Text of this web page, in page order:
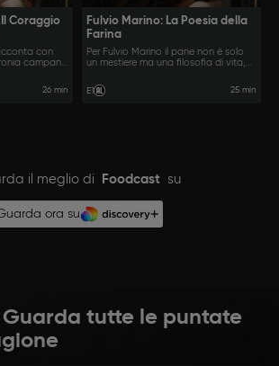
Coraggio
con
campana
26 min
Fulvio Marino: La Poesia della
Farina
Per Fulvio Marino il pane non è solo
un mestiere ma una filosofia di vita,
passione che sa di autentico.
E1 25 min
il meglio di Foodcast su
ora su
Guarda tutte le puntate